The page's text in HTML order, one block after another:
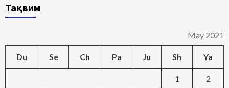
Тақвим
May 2021
Du Se Ch Pa Ju Sh Ya
1 2